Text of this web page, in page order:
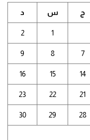
ج س د
1
2
7
8
9
14
15
16
21
22
23
28
29
30